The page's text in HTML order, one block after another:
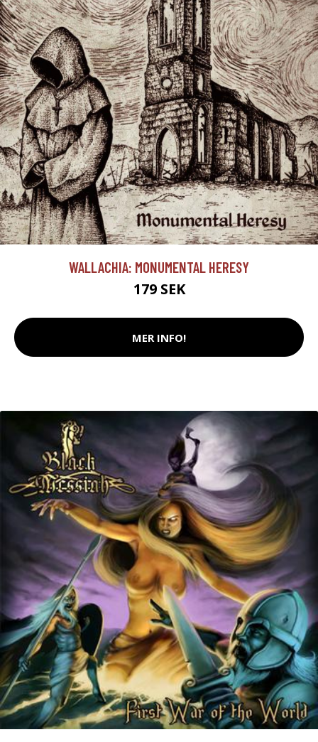
WALLACHIA: MONUMENTAL HERESY
179 SEK
MER INFO!